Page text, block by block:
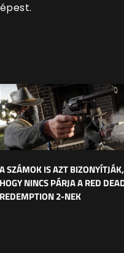
A SZÁMOK IS AZT BIZONYÍTJÁK,
HOGY NINCS PÁRJA A RED
REDEMPTION 2-NEK